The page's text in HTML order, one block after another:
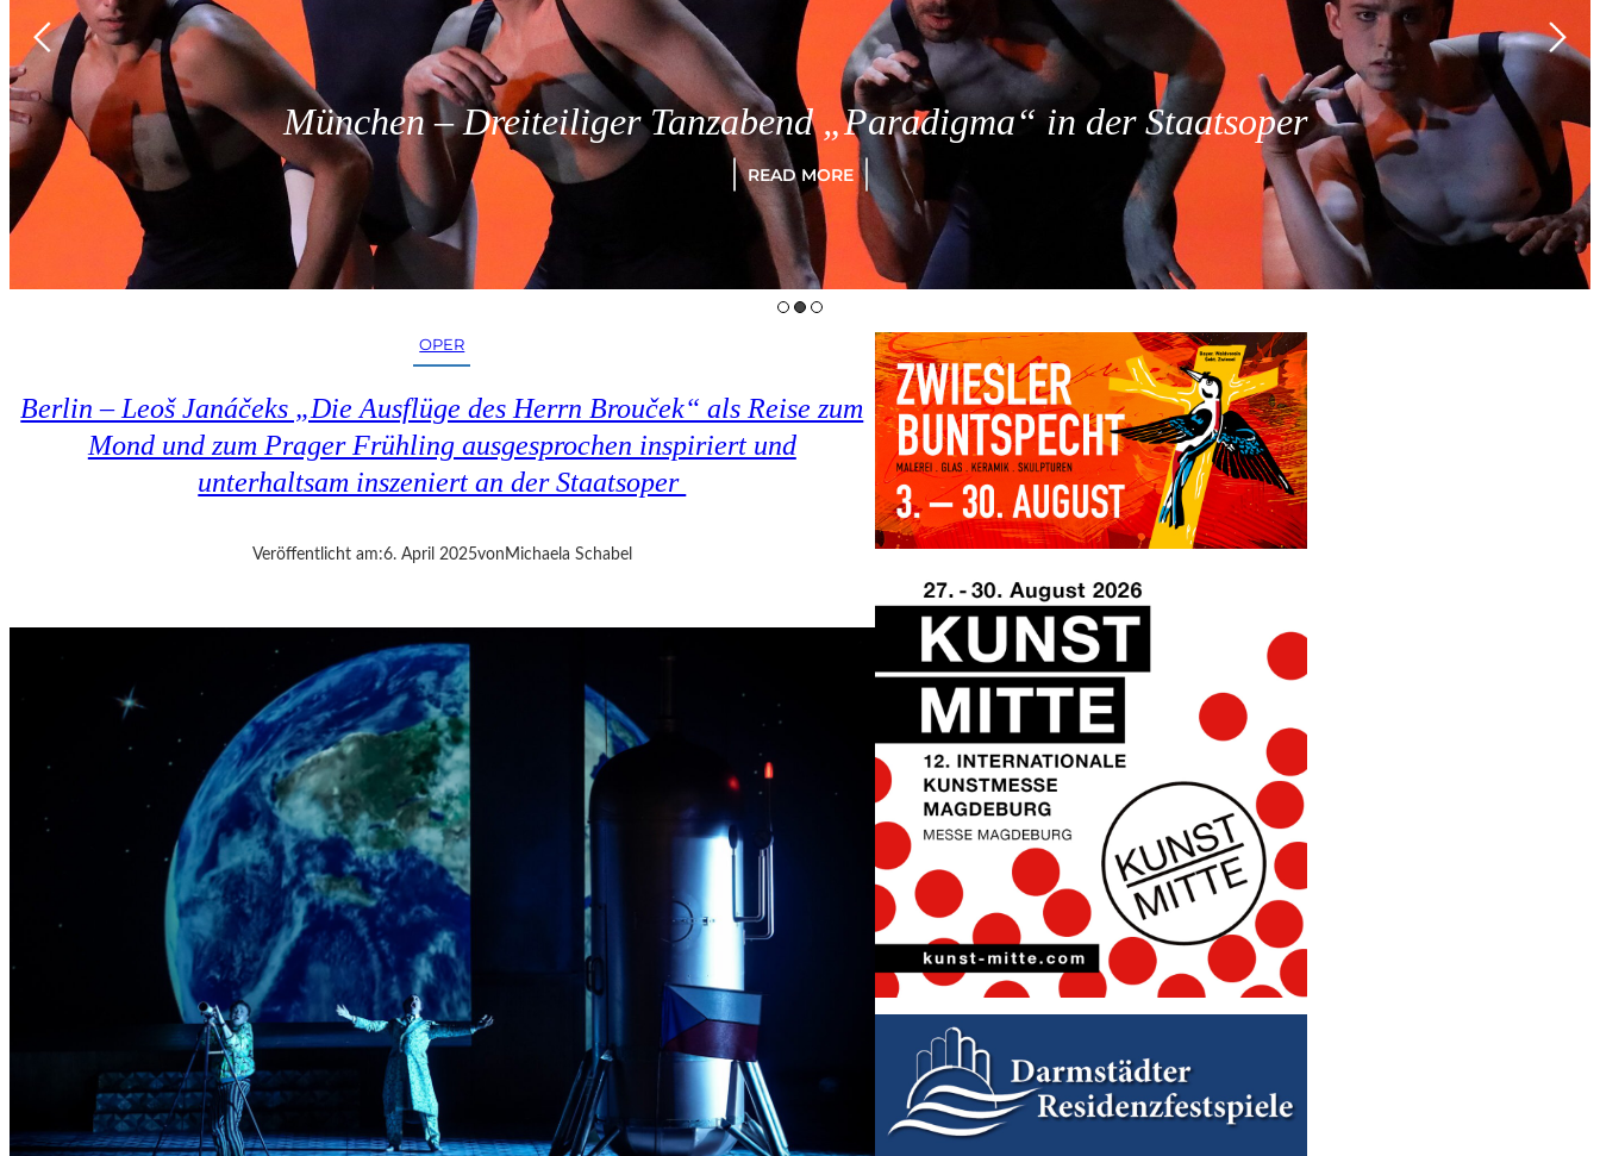
München – Dreiteiliger Tanzabend „Paradigma“ in der Staatsoper
READ MORE
OPER
Berlin – Leoš Janáčeks „Die Ausflüge des Herrn Brouček“ als Reise zum
Mond und zum Prager Frühling ausgesprochen inspiriert und
unterhaltsam inszeniert an der Staatsoper
Veröffentlicht am:6. April 2025von Michaela Schabel